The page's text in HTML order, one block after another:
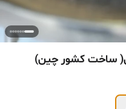
ساخت کشور چین)